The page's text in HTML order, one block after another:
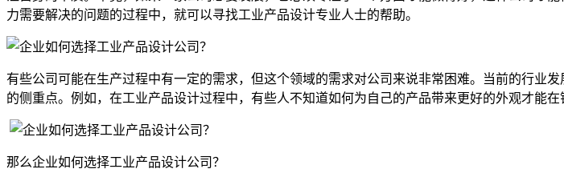
力需要解决的问题的过程中，就可以寻找工业产品设计专业人士的帮助。
有些公司可能在生产过程中有一定的需求，但这个领域的需求对公司来说非常困难。当前的行业
的侧重点。例如，在工业产品设计过程中，有些人不知道如何为自己的产品带来更好的外观才能
那么企业如何选择工业产品设计公司？